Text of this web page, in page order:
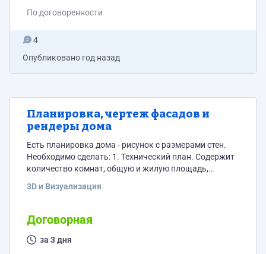
По договоренности
4
Опубликовано год назад
Планировка, чертеж фасадов и
рендеры дома
Есть планировка дома - рисунок с размерами стен.
Необходимо сделать: 1. Технический план. Содержит
количество комнат, общую и жилую площадь,
площадь должны быть вписаны внутри плана
помещения и разбивки по квадратным метрам. 2.
Визуальное изображение. План каждого этажа,
чертеж фасада с четырех сторон, рендеры не менее
3D и Визуализация
Договорная
за 3 дня